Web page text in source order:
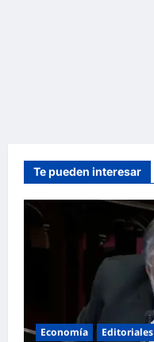
Te pueden interesar
Economía Editoriales